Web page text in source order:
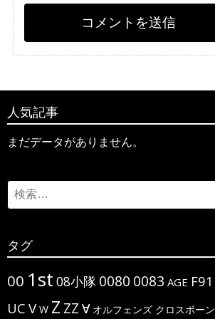
人気記事
まだデータがありません。
Search
for:
タグ
00 1st 08小隊 0080 0083 AGE F91
UC V W Z ΖΖ ∀ オルフェンズ クロスボーン